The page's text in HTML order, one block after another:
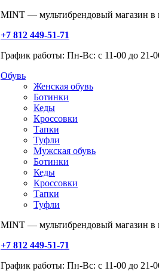
MINT — мультибрендовый магазин в
+7 812 449-51-71
График работы: Пн-Вс: с 11-00 до 21-
Обувь
Женская обувь
Ботинки
Кеды
Кроссовки
Тапки
Туфли
Мужская обувь
Ботинки
Кеды
Кроссовки
Тапки
Туфли
MINT — мультибрендовый магазин в
+7 812 449-51-71
График работы: Пн-Вс: с 11-00 до 21-